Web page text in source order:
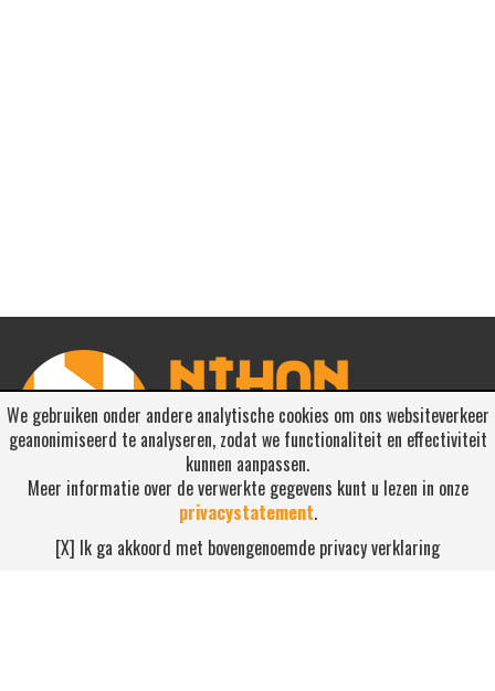
We gebruiken onder andere analytische cookies om ons websiteverkeer
geanonimiseerd te analyseren, zodat we functionaliteit en effectiviteit
kunnen aanpassen.
Meer informatie over de verwerkte gegevens kunt u lezen in onze
privacystatement.
[X] Ik ga akkoord met bovengenoemde privacy verklaring